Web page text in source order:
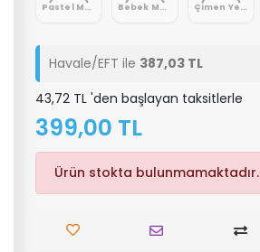
Pastel Mavi Bebek Mavi Çimen Yeşil
Havale/EFT ile 387,03 TL
43,72 TL 'den başlayan taksitlerle
399,00 TL
Ürün stokta bulunmamaktadır.